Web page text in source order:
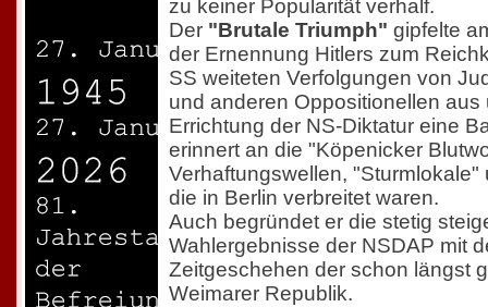
zu keiner Popularität verhalf.
Der "Brutale Triumph" gipfelte
der Ernennung Hitlers zum
SS weiteten Verfolgungen von
und anderen Oppositionellen
Errichtung der NS-Diktatur eine
erinnert an die "Köpenicker
Verhaftungswellen, "Sturmlokale"
die in Berlin verbreitet waren.
Auch begründet er die stetig
Wahlergebnisse der NSDAP mit
Zeitgeschehen der schon längst
Weimarer Republik.